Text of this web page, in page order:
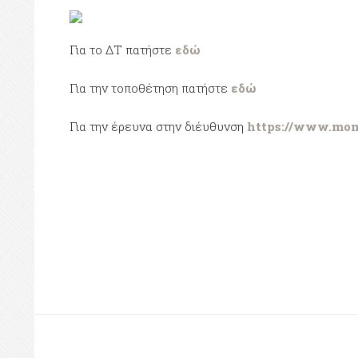
Για το ΔΤ πατήστε εδώ
Για την τοποθέτηση πατήστε εδώ
Για την έρευνα στην διέυθυνση https://